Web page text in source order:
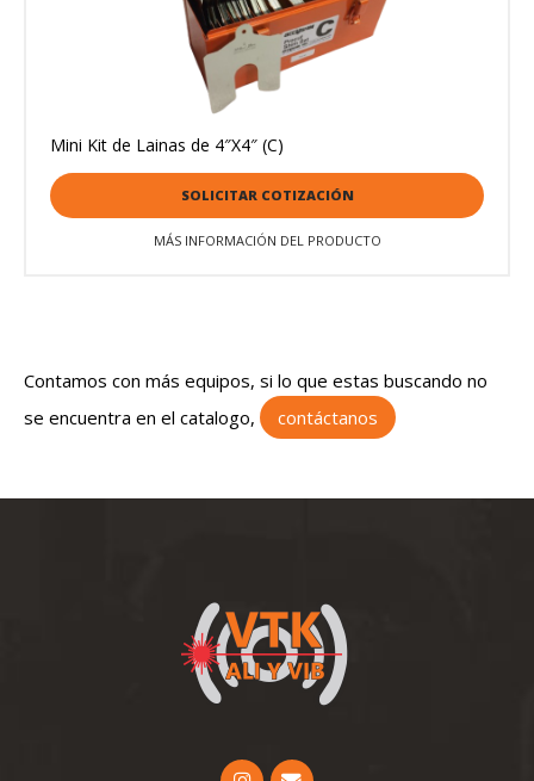
Mini Kit de Lainas de 4″X4″ (C)
SOLICITAR COTIZACIÓN
MÁS INFORMACIÓN DEL PRODUCTO
Contamos con más equipos, si lo que estas buscando no
se encuentra en el catalogo,
contáctanos